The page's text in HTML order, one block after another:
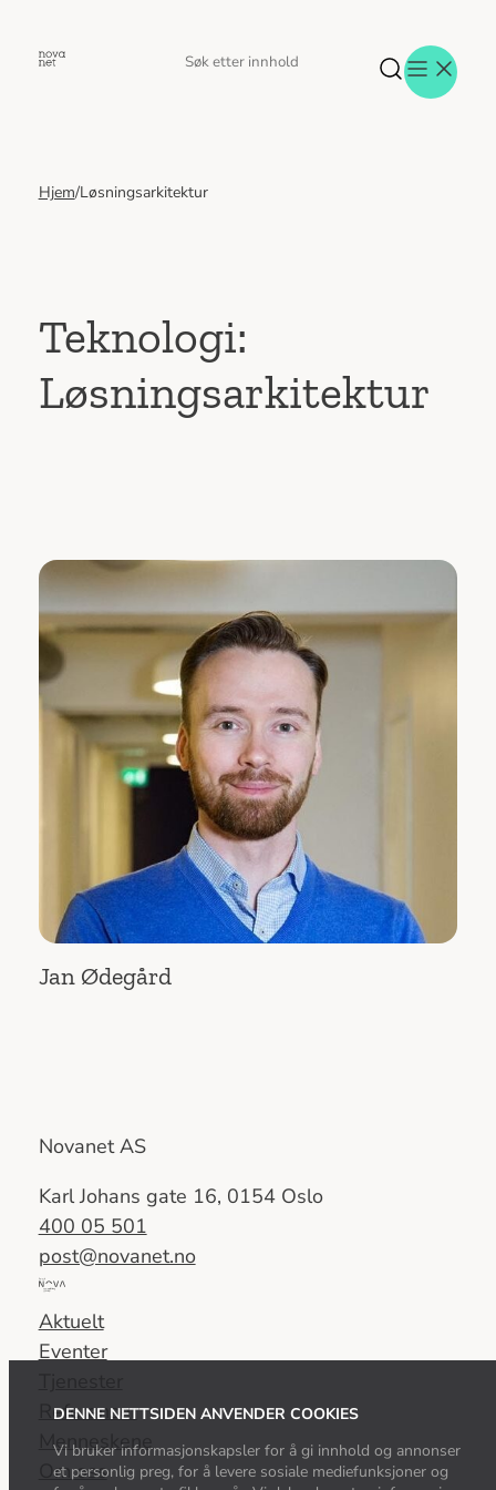
DENNE NETTSIDEN ANVENDER COOKIES
Vi bruker informasjonskapsler for å gi innhold og annonser
et personlig preg, for å levere sosiale mediefunksjoner og
Aktuelt
Menneskene
Om oss
Jobb hos oss
Kontakt oss
Søk
Søk
Hjem/Løsningsarkitektur
Teknologi:
Løsningsarkitektur
Jan Ødegård
Novanet AS
Karl Johans gate 16, 0154 Oslo
400 05 501
post@novanet.no
Del
av
Nova
Group
Aktuelt
Eventer
Referanser
Menneskene
Om oss